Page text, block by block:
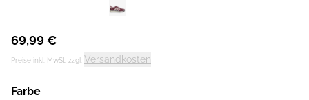
69,99 €
Preise inkl. MwSt. zzgl. Versandkosten
Farbe